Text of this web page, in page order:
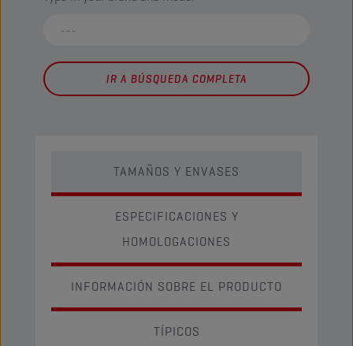
IR A BÚSQUEDA COMPLETA
TAMAÑOS Y ENVASES
ESPECIFICACIONES Y
HOMOLOGACIONES
INFORMACIÓN SOBRE EL PRODUCTO
TÍPICOS